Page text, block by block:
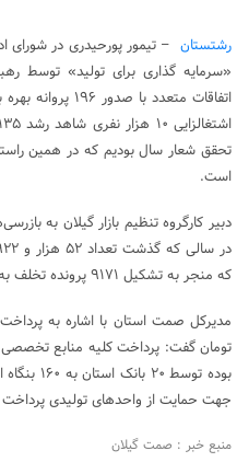
رشتستان – تیمور پورحیدری در
«سرمایه گذاری برای تولید» توسط
اتفاقات متعدد با صدور ۱۹۶ پروانه بهره برداری با
است.
دبیر کارگروه تنظیم بازار گیلان به
که منجر به تشکیل ۹۱۷۱ پرونده تخلف به ارزش ریالی بالغ بر ۲۵۷۴ میلیارد ریال شد.
بوده
جهت حمایت از واحدهای تولیدی
منبع خبر : صمت گیلان